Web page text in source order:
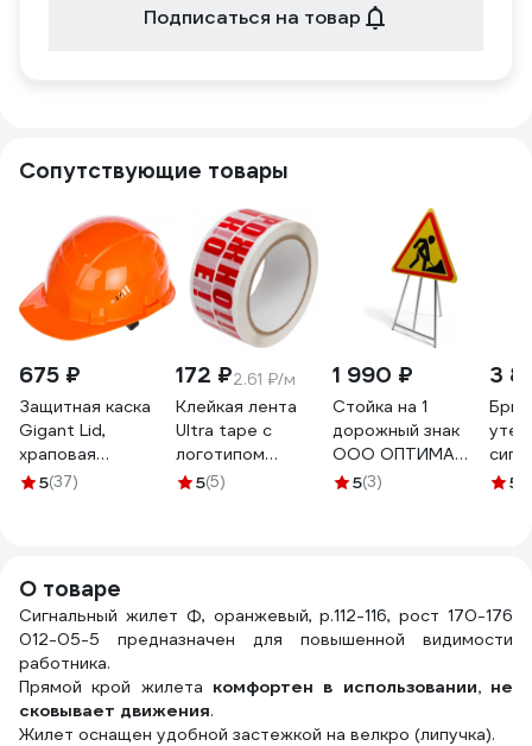
Подписаться на товар
Сопутствующие товары
675 ₽
Защитная каска
Gigant Lid,
храповая
регулировка,
5(37)
172 ₽2.61 ₽/м
Клейкая лента
Ultra tape с
логотипом
ОСТОРОЖНО!!!
5(5)
1 990 ₽
Стойка на 1
дорожный знак
ООО ОПТИМА
СЕРВИС
5(3)
3
5
О товаре
Сигнальный жилет Ф, оранжевый, р.112-116, рост 170-176
012-05-5 предназначен для повышенной видимости
работника.
Прямой крой жилета комфортен в использовании, не
сковывает движения.
Жилет оснащен удобной застежкой на велкро (липучка).